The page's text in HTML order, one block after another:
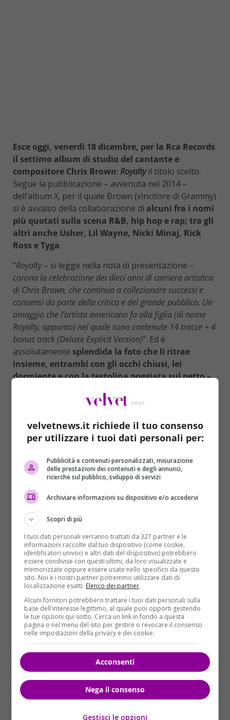
Esce oggi, venerdì 18 dicembre, per la Rca Records
il settimo album di studio del cantante e
compositore Chris Brown: Royaltyil titolo scelto.
Segue la pubblicazione – avvenuta nel 2014 –
dell’albumX, per il quale Brown (vincitore di Grammy)
si è avvalso della collaborazione di alcuni fra i nomi
più quotati sulla scena R&B, hip hop e rap; tra gli
altri anche Usher, Lil Wayne, Nicki Minaj, Rick
Ross e Tyga.
“Royalty– si legge nella nota di presentazione –
corona la celebrazione dei dieci anni di carriera artistica
di Chris Brown, che continua a collezionare successi e
consensi da parte della critica e del grande pubblico. Un
omaggio che l’artista americano fa alla figlia (di nome
Royalty, appunto) nel quale sono contenute 14 tracce + 4
bonus track (Deluxe Explicit Version)“. Ed è
assolutamente splendida la foto che li ritrae
insieme, entrambi con gli occhi chiusi, lei
dormiente e con la testolina poggiata sul petto –
In questo album – dichiara l’artista –
molte collaborazioni, poiché penso che questo progetto
definisca me stesso come uomo e il mio vissuto. L’ho
chiamato ‘Royalty’ perché mia figlia attualmente
rappresenta la parte più importante della mia esistenza.
Il mio passato ed il mio futuro in un unico album
aggiunge: “Ho provato a fare canzoni più profonde.
Voglio musica che mi rappresenti, che mi faccia sentire a
mio agio, e che possa raggiungere diverse fasce di
audience, culture differenti
“. Di seguito la tracklist
01 Back To Sleep
02 Fine By Me
03 Wrist feat. Solo Lucci
04 Make Love
05 Liquor
06 Zero
07 Anyway feat. Tayla Parx
08 Picture Me Rollin’
09 Who’s Gonna (NOBODY)
10 Discover
11 Little Bit
12 Proof
13 No Filter
14 Little More (Royalty)
velvetnews.it richiede il tuo consenso
per utilizzare i tuoi dati personali per:
Pubblicità e contenuti personalizzati, misurazione
delle prestazioni dei contenuti e degli annunci,
ricerche sul pubblico, sviluppo di servizi
Archiviare informazioni su dispositivo e/o accedervi
Scopri di più
I tuoi dati personali verranno trattati da 327 partner e le
informazioni raccolte dal tuo dispositivo (come cookie,
identificatori univoci e altri dati del dispositivo) potrebbero
essere condivise con questi ultimi, da loro visualizzate e
memorizzate oppure essere usate nello specifico da questo
sito. Noi e i nostri partner potremmo utilizzare dati di
localizzazione esatti. Elenco dei partner.
Alcuni fornitori potrebbero trattare i tuoi dati personali sulla
base dell'interesse legittimo, al quale puoi opporti gestendo
le tue opzioni qui sotto. Cerca un link in fondo a questa
pagina o nel menu del sito per gestire o revocare il consenso
nelle impostazioni della privacy e dei cookie.
Acconsenti
Nega il consenso
Gestisci le opzioni